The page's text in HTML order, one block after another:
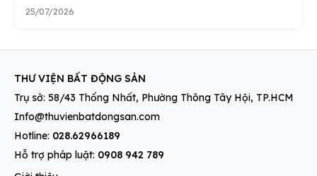
25/07/2026
THƯ VIỆN BẤT ĐỘNG SẢN
Trụ sở: 58/43 Thống Nhất, Phường Thông Tây Hội, TP.HCM
Info@thuvienbatdongsan.com
Hotline: 028.62966189
Hỗ trợ pháp luật: 0908 942 789